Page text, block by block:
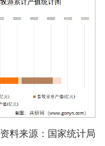
资料来源：国家统计局